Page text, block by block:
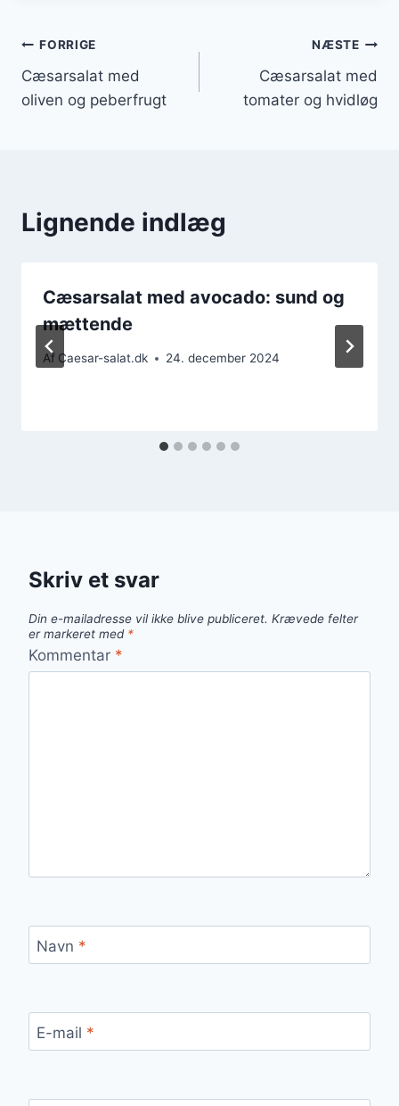
Indlægsnavigation
FORRIGE
Cæsarsalat med
oliven og peberfrugt
NÆSTE
Cæsarsalat med
tomater og hvidløg
Lignende indlæg
Cæsarsalat med avocado: sund og
mættende
Af Caesar-salat.dk 24. december 2024
Skriv et svar
Din e-mailadresse vil ikke blive publiceret. Krævede felter
er markeret med *
Kommentar *
Navn *
E-mail *